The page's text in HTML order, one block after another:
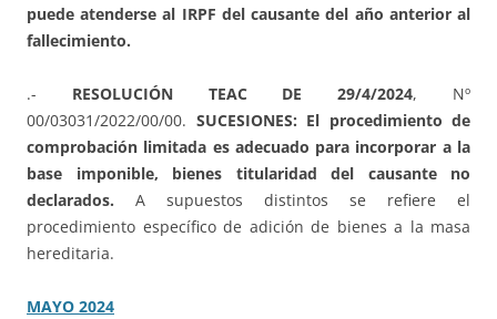
puede atenderse al IRPF del causante del año anterior al
fallecimiento.
.- RESOLUCIÓN TEAC DE 29/4/2024, Nº
00/03031/2022/00/00. SUCESIONES: El procedimiento de
comprobación limitada es adecuado para incorporar a la
base imponible, bienes titularidad del causante no
declarados. A supuestos distintos se refiere el
procedimiento específico de adición de bienes a la masa
hereditaria.
MAYO 2024